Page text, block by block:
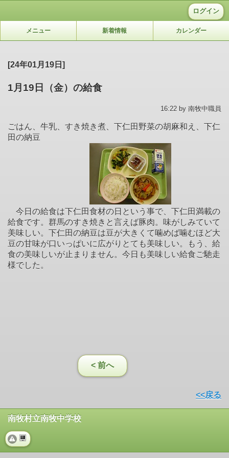
ログイン
メニュー 新着情報 カレンダー
[24年01月19日]
1月19日（金）の給食
16:22 by 南牧中職員
ごはん、牛乳、すき焼き煮、下仁田野菜の胡麻和え、下仁
田の納豆
今日の給食は下仁田食材の日という事で、下仁田満載の
給食です。群馬のすき焼きと言えば豚肉。味がしみていて
美味しい。下仁田の納豆は豆が大きくて噛めば噛むほど大
豆の甘味が口いっぱいに広がりとても美味しい。もう、給
食の美味しいが止まりません。今日も美味しい給食ご馳走
様でした。
< 前へ
<<戻る
南牧村立南牧中学校